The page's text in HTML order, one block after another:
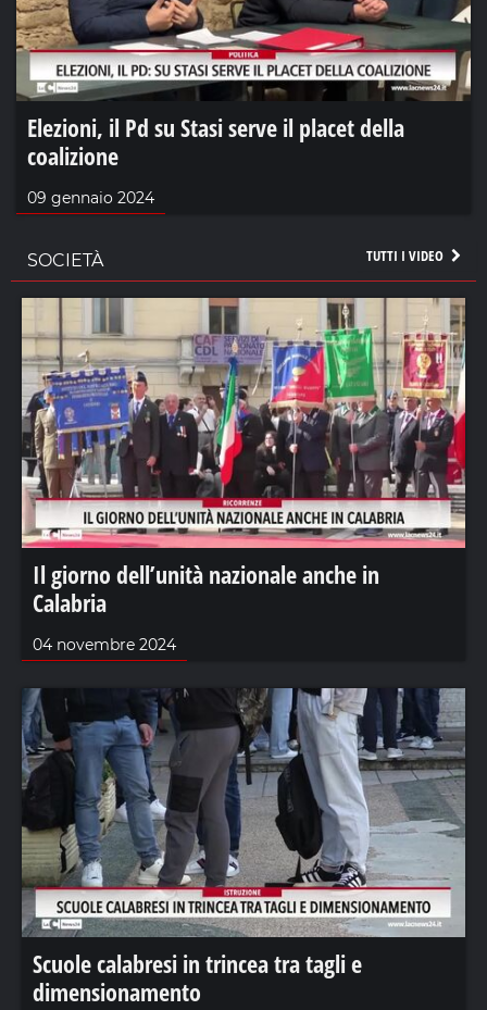
Elezioni, il Pd su Stasi serve il placet della
coalizione
09 gennaio 2024
TUTTI I VIDEO
SOCIETÀ
Il giorno dell’unità nazionale anche in
Calabria
04 novembre 2024
Scuole calabresi in trincea tra tagli e
dimensionamento